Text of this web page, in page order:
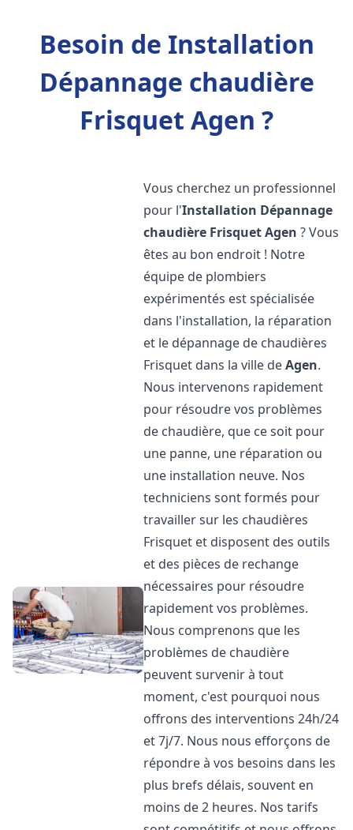
Besoin de Installation
Dépannage chaudière
Frisquet Agen ?
Vous cherchez un professionnel
pour l'Installation Dépannage
chaudière FrisquetAgen ? Vous
êtes au bon endroit ! Notre
équipe de plombiers
expérimentés est spécialisée
dans l'installation, la réparation
et le dépannage de chaudières
Frisquet dans la ville deAgen.
Nous intervenons rapidement
pour résoudre vos problèmes
de chaudière, que ce soit pour
une panne, une réparation ou
une installation neuve. Nos
techniciens sont formés pour
travailler sur les chaudières
Frisquet et disposent des outils
et des pièces de rechange
nécessaires pour résoudre
rapidement vos problèmes.
Nous comprenons que les
problèmes de chaudière
peuvent survenir à tout
moment, c'est pourquoi nous
offrons des interventions 24h/24
et 7j/7. Nous nous efforçons de
répondre à vos besoins dans les
plus brefs délais, souvent en
moins de 2 heures. Nos tarifs